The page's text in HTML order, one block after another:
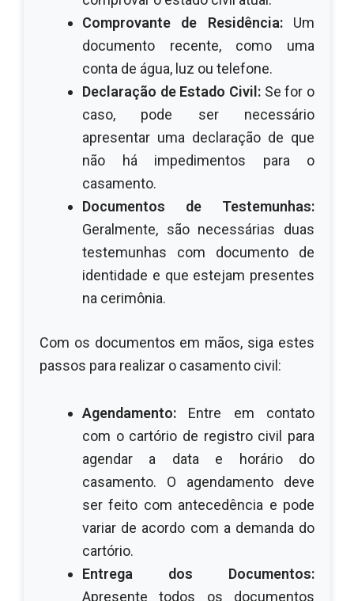
Comprovante de Residência:Um
documento recente, como uma
conta de água, luz ou telefone.
Declaração de Estado Civil: Se for o
caso, pode ser necessário
apresentar uma declaração de que
não há impedimentos para o
casamento.
Documentos de Testemunhas:
Geralmente, são necessárias duas
testemunhas com documento de
identidade e que estejam presentes
na cerimônia.
Com os documentos em mãos, siga estes
passos para realizar o casamento civil:
Agendamento: Entre em contato
com o cartório de registro civil para
agendar a data e horário do
casamento. O agendamento deve
ser feito com antecedência e pode
variar de acordo com a demanda do
cartório.
Entrega dos Documentos:
Apresente todos os documentos